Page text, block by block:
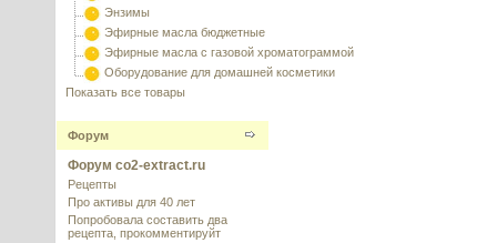
Энзимы
Эфирные масла бюджетные
Эфирные масла с газовой хроматограммой
Оборудование для домашней косметики
Показать все товары
Форум
Форум co2-extract.ru
Рецепты
Про активы для 40 лет
Попробовала составить два
рецепта, прокомментируйт